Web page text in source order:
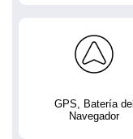
GPS, Batería del
Navegador